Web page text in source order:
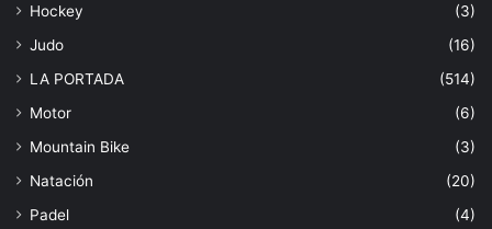
Hockey
(3)
Judo
(16)
LA PORTADA
(514)
Motor
(6)
Mountain Bike
(3)
Natación
(20)
Padel
(4)